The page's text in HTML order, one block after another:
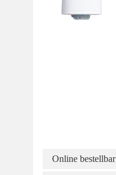
Online bestellbar